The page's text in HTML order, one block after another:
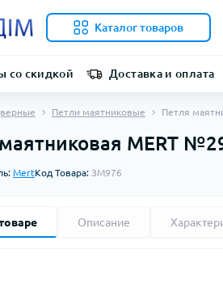
Каталог товаров
со скидкой Доставка и оплата
Петли маятниковые Петля
MERT
MertКод Товара: ЗМ976
Описание